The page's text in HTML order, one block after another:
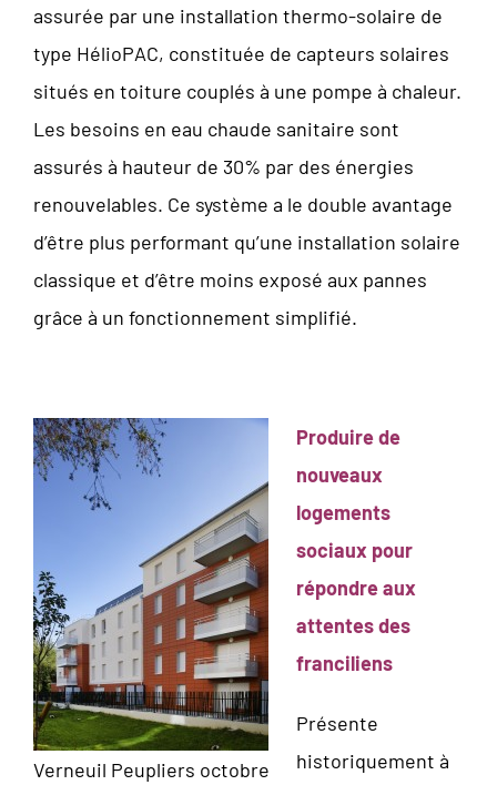
assurée par une installation thermo-solaire de
type HélioPAC, constituée de capteurs solaires
situés en toiture couplés à une pompe à chaleur.
Les besoins en eau chaude sanitaire sont
assurés à hauteur de 30% par des énergies
renouvelables. Ce système a le double avantage
d’être plus performant qu’une installation solaire
classique et d’être moins exposé aux pannes
grâce à un fonctionnement simplifié.
Verneuil Peupliers octobre
Produire de
nouveaux
logements
sociaux pour
répondre aux
attentes des
franciliens
Présente
historiquement à